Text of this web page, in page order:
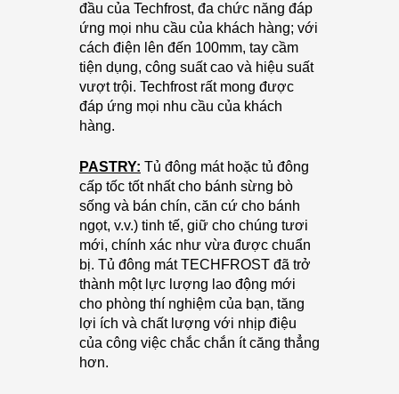
đầu của Techfrost, đa chức năng đáp
ứng mọi nhu cầu của khách hàng; với
cách điện lên đến 100mm, tay cầm
tiện dụng, công suất cao và hiệu suất
vượt trội. Techfrost rất mong được
đáp ứng mọi nhu cầu của khách
hàng.
PASTRY: Tủ đông mát hoặc tủ đông
cấp tốc tốt nhất cho bánh sừng bò
sống và bán chín, căn cứ cho bánh
ngọt, v.v.) tinh tế, giữ cho chúng tươi
mới, chính xác như vừa được chuẩn
bị. Tủ đông mát TECHFROST đã trở
thành một lực lượng lao động mới
cho phòng thí nghiệm của bạn, tăng
lợi ích và chất lượng với nhịp điệu
của công việc chắc chắn ít căng thẳng
hơn.